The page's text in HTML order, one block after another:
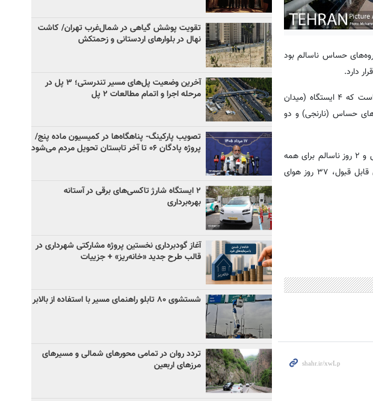
و کیفیت هوا برای گروه‌های حساس ناسالم بود
بر اساس اعلام شرکت کنترل کیفیت هوای تهران در ۲۱ ایستگاه وضعیت قابل قبول (زرد) ثبت شده است. این در حالی است که ۴ ایستگاه (میدان
۲۰) وضعیت ناسالم برای گروه های حساس (نارنجی) و دو
گفتنی است؛ از ابتدای سال جاری تا امروز ۵ روز هوای پاک، ۱۱۰ روز هوای قابل قبول، ۵۲ روز ناسالم برای گروه‌های حساس و ۲ روز ناسالم برای همه
در روزشمار شاخص آلودگی هوای پایتخت ثبت شده است و این آمار برای سال گذشته، ۸ روز هوای پاک ، ۱۱۹ روز هوای قابل قبول، ۳۷ روز هوای
تقویت پوشش گیاهی در شمال‌غرب تهران/ کاشت
نهال در بلوارهای اردستانی و زحمتکش
آخرین وضعیت پل‌های مسیر تندرستی؛ ۳ پل در
مرحله اجرا و اتمام مطالعات ۲ پل
تصویب پارکینگ- پناهگاه‌ها در کمیسیون ماده پنج/
پروژه پادگان ۰۶ تا آخر تابستان تحویل مردم می‌شود
۲ ایستگاه شارژ تاکسی‌های برقی در آستانه
بهره‌برداری
آغاز گودبرداری نخستین پروژه مشارکتی شهرداری در
قالب طرح جدید «خانه‌ریز» + جزییات
شستشوی ۸۰ تابلو راهنمای مسیر با استفاده از بالابر
تردد روان در تمامی محورهای شمالی و مسیرهای
مرزهای اربعین